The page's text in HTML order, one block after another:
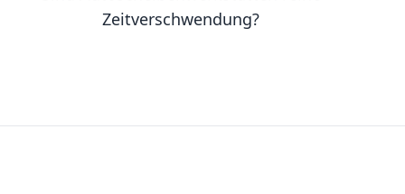
Zeitverschwendung?